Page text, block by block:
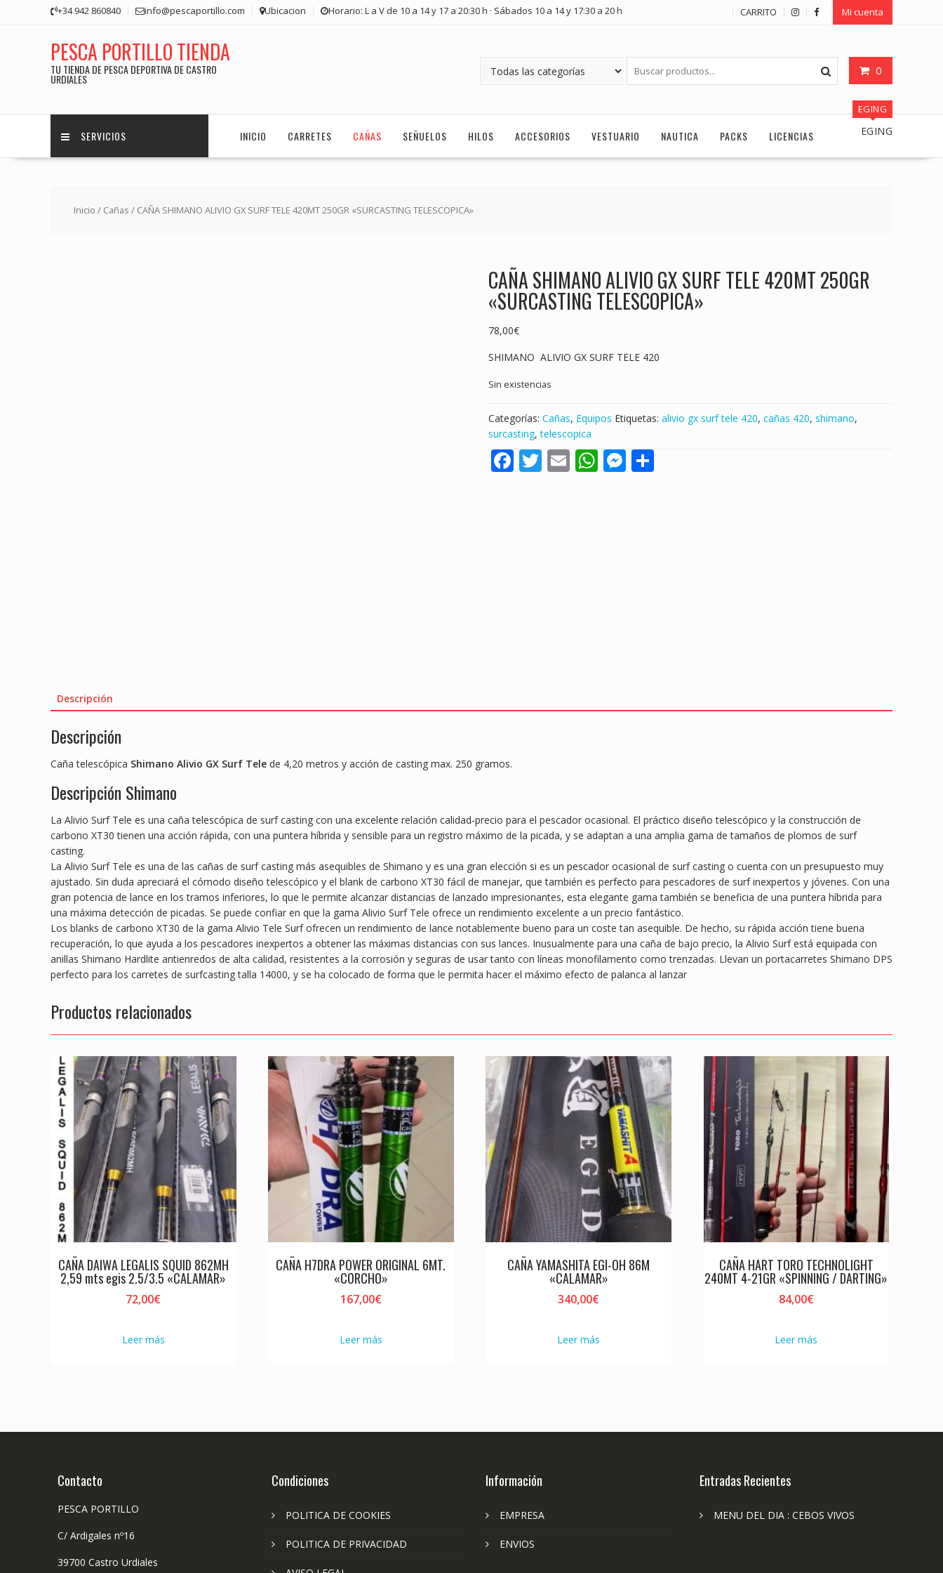
+34 942 860840 info@pescaportillo.com Ubicacion Horario: L a V de 10 a 14 y 17 a 20:30 h · Sábados 10 a 14 y 17:30 a 20 h CARRITO Mi cuenta
PESCA PORTILLO TIENDA
TU TIENDA DE PESCA DEPORTIVA DE CASTRO
URDIALES
0
SERVICIOS INICIO CARRETES CAÑAS SEÑUELOS HILOS ACCESORIOS VESTUARIO NAUTICA PACKS LICENCIAS
EGING
EGING
Inicio / Cañas / CAÑA SHIMANO ALIVIO GX SURF TELE 420MT 250GR «SURCASTING TELESCOPICA»
CAÑA SHIMANO ALIVIO GX SURF TELE 420MT 250GR
«SURCASTING TELESCOPICA»
78,00€
SHIMANO ALIVIO GX SURF TELE 420
Sin existencias
Categorías: Cañas, Equipos Etiquetas: alivio gx surf tele 420, cañas 420, shimano,
surcasting,telescopica
F T E W M
Descripción
Descripción
Caña telescópica Shimano Alivio GX Surf Tele de 4,20 metros y acción de casting max. 250 gramos.
Descripción Shimano
La Alivio Surf Tele es una caña telescópica de surf casting con una excelente relación calidad-precio para el pescador ocasional. El práctico diseño telescópico y la construcción de
carbono XT30 tienen una acción rápida, con una puntera híbrida y sensible para un registro máximo de la picada, y se adaptan a una amplia gama de tamaños de plomos de surf
casting.
La Alivio Surf Tele es una de las cañas de surf casting más asequibles de Shimano y es una gran elección si es un pescador ocasional de surf casting o cuenta con un presupuesto muy
ajustado. Sin duda apreciará el cómodo diseño telescópico y el blank de carbono XT30 fácil de manejar, que también es perfecto para pescadores de surf inexpertos y jóvenes. Con una
gran potencia de lance en los tramos inferiores, lo que le permite alcanzar distancias de lanzado impresionantes, esta elegante gama también se beneficia de una puntera híbrida para
una máxima detección de picadas. Se puede confiar en que la gama Alivio Surf Tele ofrece un rendimiento excelente a un precio fantástico.
Los blanks de carbono XT30 de la gama Alivio Tele Surf ofrecen un rendimiento de lance notablemente bueno para un coste tan asequible. De hecho, su rápida acción tiene buena
recuperación, lo que ayuda a los pescadores inexpertos a obtener las máximas distancias con sus lances. Inusualmente para una caña de bajo precio, la Alivio Surf está equipada con
anillas Shimano Hardlite antienredos de alta calidad, resistentes a la corrosión y seguras de usar tanto con líneas monofilamento como trenzadas. Llevan un portacarretes Shimano DPS
perfecto para los carretes de surfcasting talla 14000, y se ha colocado de forma que le permita hacer el máximo efecto de palanca al lanzar
Productos relacionados
CAÑA DAIWA LEGALIS SQUID 862MH
2,59 mts egis 2.5/3.5 «CALAMAR»
72,00€
Leer más
CAÑA H7DRA POWER ORIGINAL 6MT.
«CORCHO»
167,00€
Leer más
CAÑA YAMASHITA EGI-OH 86M
«CALAMAR»
340,00€
Leer más
CAÑA HART TORO TECHNOLIGHT
240MT 4-21GR «SPINNING / DARTING»
84,00€
Leer más
Contacto
PESCA PORTILLO
C/ Ardigales nº16
39700 Castro Urdiales
Condiciones
POLITICA DE COOKIES
POLITICA DE PRIVACIDAD
Información
EMPRESA
ENVIOS
Entradas Recientes
MENU DEL DIA : CEBOS VIVOS